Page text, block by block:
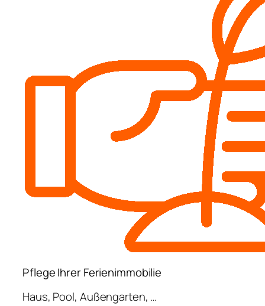
Pflege Ihrer Ferienimmobilie
Haus, Pool, Außengarten, …